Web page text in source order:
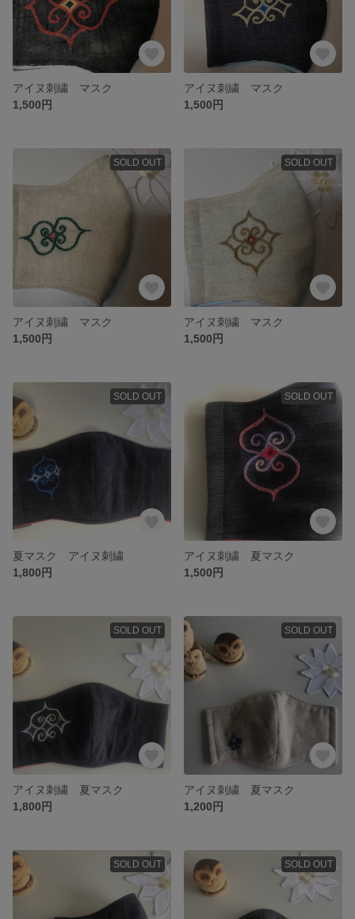
アイヌ刺繍 マスク
1,500円
アイヌ刺繍 マスク
1,500円
SOLD OUT
アイヌ刺繍 マスク
1,500円
SOLD OUT
アイヌ刺繍 マスク
1,500円
SOLD OUT
夏マスク アイヌ刺繍
1,800円
SOLD OUT
アイヌ刺繍 夏マスク
1,500円
SOLD OUT
アイヌ刺繍 夏マスク
1,800円
SOLD OUT
アイヌ刺繍 夏マスク
1,200円
SOLD OUT SOLD OUT